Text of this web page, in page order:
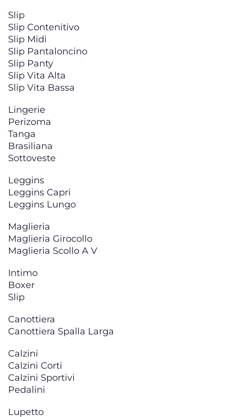
Slip
Slip Contenitivo
Slip Midi
Slip Pantaloncino
Slip Panty
Slip Vita Alta
Slip Vita Bassa
Lingerie
Perizoma
Tanga
Brasiliana
Sottoveste
Leggins
Leggins Capri
Leggins Lungo
Maglieria
Maglieria Girocollo
Maglieria Scollo A V
Intimo
Boxer
Slip
Canottiera
Canottiera Spalla Larga
Calzini
Calzini Corti
Calzini Sportivi
Pedalini
Lupetto